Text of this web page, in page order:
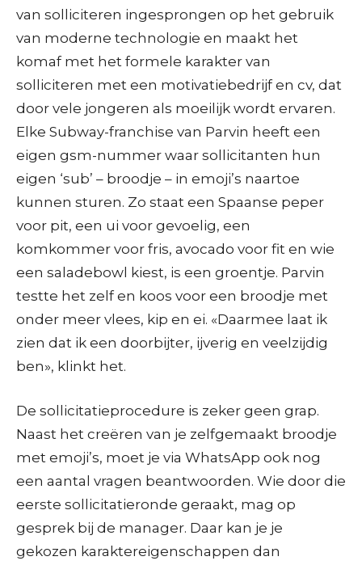
van solliciteren ingesprongen op het gebruik
van moderne technologie en maakt het
komaf met het formele karakter van
solliciteren met een motivatiebedrijf en cv, dat
door vele jongeren als moeilijk wordt ervaren.
Elke Subway-franchise van Parvin heeft een
eigen gsm-nummer waar sollicitanten hun
eigen ‘sub’ – broodje – in emoji’s naartoe
kunnen sturen. Zo staat een Spaanse peper
voor pit, een ui voor gevoelig, een
komkommer voor fris, avocado voor fit en wie
een saladebowl kiest, is een groentje. Parvin
testte het zelf en koos voor een broodje met
onder meer vlees, kip en ei. «Daarmee laat ik
zien dat ik een doorbijter, ijverig en veelzijdig
ben», klinkt het.
De sollicitatieprocedure is zeker geen grap.
Naast het creëren van je zelfgemaakt broodje
met emoji’s, moet je via WhatsApp ook nog
een aantal vragen beantwoorden. Wie door die
eerste sollicitatieronde geraakt, mag op
gesprek bij de manager. Daar kan je je
gekozen karaktereigenschappen dan